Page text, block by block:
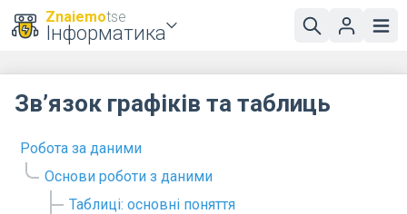
Znaiemotse
Інформатика
Робота за даними
Основи роботи з даними
Таблиці: основні поняття
Зв’язок графіків та таблиць